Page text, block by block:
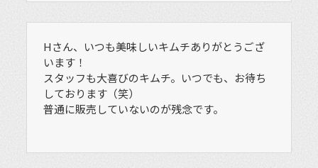
Hさん、いつも美味しいキムチありがとうござ
います！
スタッフも大喜びのキムチ。いつでも、お待ち
しております（笑）
普通に販売していないのが残念です。